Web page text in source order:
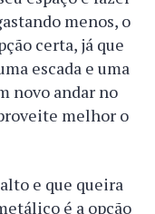
menos, o
certa, já que
escada e uma
novo andar no
melhor o
e que queira
é a opção